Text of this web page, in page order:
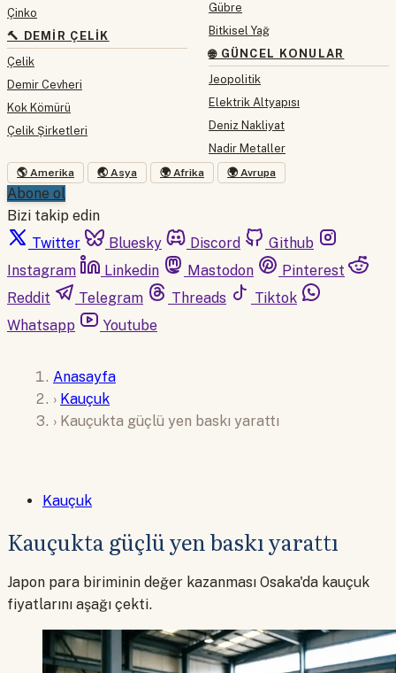
Çinko
🔨 DEMIR ÇELIK
Çelik
Demir Cevheri
Kok Kömürü
Çelik Şirketleri
Gübre
Bitkisel Yağ
🌐 GÜNCEL KONULAR
Jeopolitik
Elektrik Altyapısı
Deniz Nakliyat
Nadir Metaller
🌎 Amerika 🌏 Asya 🌍 Afrika 🌍 Avrupa
Abone ol
Bizi takip edin
Twitter
Bluesky Discord
Github
Instagram
Linkedin Mastodon
Pinterest
Reddit
Telegram Threads
Tiktok
Whatsapp
Youtube
Anasayfa
› Kauçuk
› Kauçukta güçlü yen baskı yarattı
Kauçuk
Kauçukta güçlü yen baskı yarattı
Japon para biriminin değer kazanması Osaka'da kauçuk
fiyatlarını aşağı çekti.